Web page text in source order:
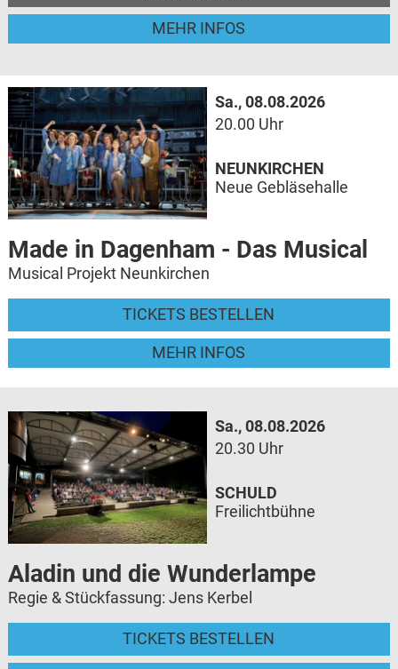
MEHR INFOS
Sa., 08.08.2026
20.00 Uhr
Made in Dagenham - Das Musical
Musical Projekt Neunkirchen
TICKETS BESTELLEN
MEHR INFOS
NEUNKIRCHEN
Neue Gebläsehalle
Sa., 08.08.2026
20.30 Uhr
Aladin und die Wunderlampe
Regie & Stückfassung: Jens Kerbel
TICKETS BESTELLEN
SCHULD
Freilichtbühne